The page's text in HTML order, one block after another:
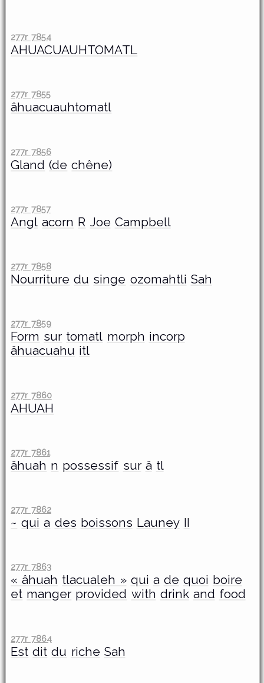
277r 7854
AHUACUAUHTOMATL
277r 7855
âhuacuauhtomatl
277r 7856
Gland (de chêne)
277r 7857
Angl acorn R Joe Campbell
277r 7858
Nourriture du singe ozomahtli Sah
277r 7859
Form sur tomatl morph incorp
âhuacuahu itl
277r 7860
AHUAH
277r 7861
âhuah n possessif sur â tl
277r 7862
~ qui a des boissons Launey II
277r 7863
« âhuah tlacualeh » qui a de quoi boire
et manger provided with drink and food
277r 7864
Est dit du riche Sah